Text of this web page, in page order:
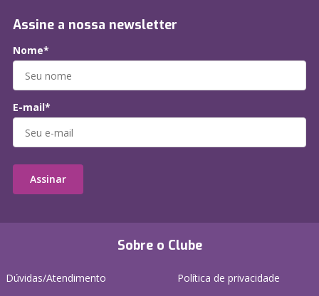
Sobre o Clube
Dúvidas/Atendimento
Política de privacidade
Assine a nossa newsletter
Nome*
E-mail*
Assinar